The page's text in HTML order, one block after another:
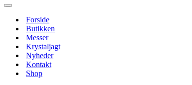
menu
Navigation
Forside
Butikken
Messer
Krystaljagt
Nyheder
Kontakt
Shop